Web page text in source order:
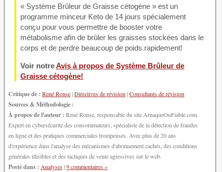
« Système Brûleur de Graisse cétogène » est un
programme minceur Keto de 14 jours spécialement
conçu pour vous permettre de booster votre
métabolisme afin de brûler les graisses stockées dans le
corps et de perdre beaucoup de poids rapidement!
Voir notreAvis à propos de Système Brûleur de
Graisse cétogène!
Critique de : René Ronse|Directives de révision|Consultants de révision
Sources & Méthodologie :
À propos de l'auteur : René Ronse, responsable du site ArnaqueOuFiable.com.
Expert en cybersécurité des consommateurs, spécialiste de la détection de fraudes
en ligne et des pratiques commerciales trompeuses. Avec plus de 20 ans
d'expérience dans l'analyse des mécanismes d'abonnement cachés, des conditions
générales illisibles et des tactiques de vente agressives sur le web.
Posté dans : Analyses|9 commentaires »